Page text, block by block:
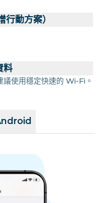
動方案）
料
使用穩定快速的 Wi-Fi。